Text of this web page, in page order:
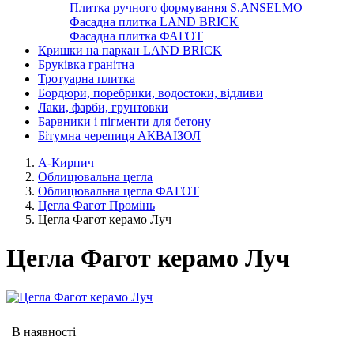
Плитка ручного формування S.ANSELMO
Фасадна плитка LAND BRICK
Фасадна плитка ФАГОТ
Кришки на паркан LAND BRICK
Бруківка гранітна
Тротуарна плитка
Бордюри, поребрики, водостоки, відливи
Лаки, фарби, грунтовки
Барвники і пігменти для бетону
Бітумна черепиця АКВАІЗОЛ
А-Кирпич
Облицювальна цегла
Облицювальна цегла ФАГОТ
Цегла Фагот Промінь
Цегла Фагот керамо Луч
Цегла Фагот керамо Луч
В наявності